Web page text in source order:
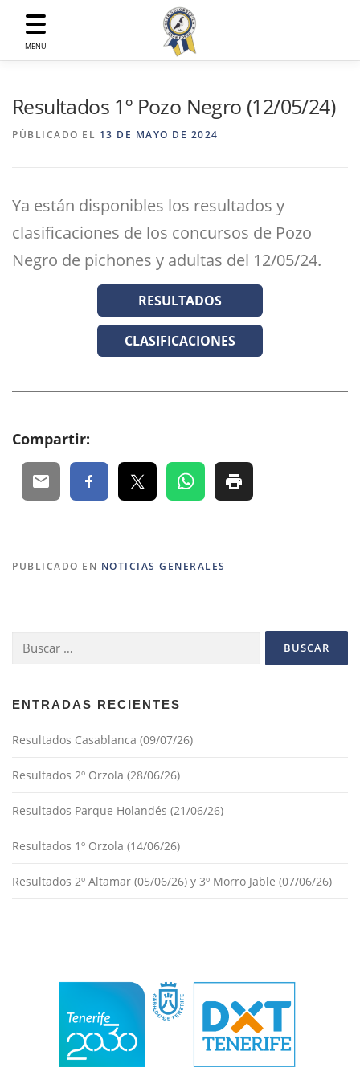
MENU
contenido
Resultados 1º Pozo Negro (12/05/24)
PÚBLICADO EL 13 DE MAYO DE 2024
Ya están disponibles los resultados y
clasificaciones de los concursos de Pozo
Negro de pichones y adultas del 12/05/24.
RESULTADOS
CLASIFICACIONES
Compartir:
PUBLICADO EN NOTICIAS GENERALES
Buscar:
ENTRADAS RECIENTES
Resultados Casablanca (09/07/26)
Resultados 2º Orzola (28/06/26)
Resultados Parque Holandés (21/06/26)
Resultados 1º Orzola (14/06/26)
Resultados 2º Altamar (05/06/26) y 3º Morro Jable (07/06/26)